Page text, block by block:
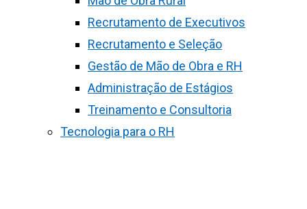
Recrutamento de Executivos
Recrutamento e Seleção
Gestão de Mão de Obra e RH
Administração de Estágios
Treinamento e Consultoria
Tecnologia para o RH